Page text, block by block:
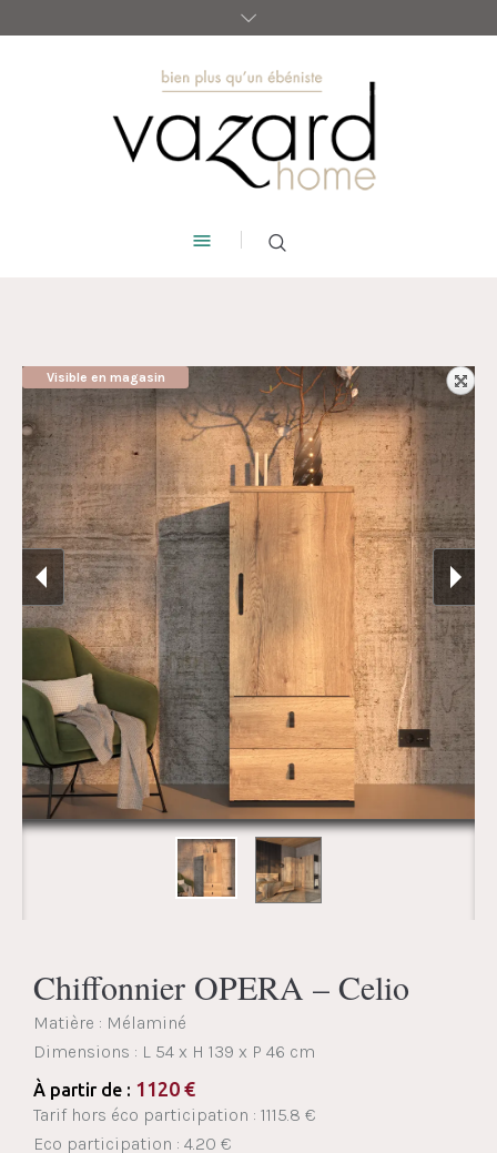
Visible en magasin
Chiffonnier OPERA – Celio
Matière : Mélaminé
Dimensions : L 54 x H 139 x P 46 cm
À partir de : 1120 €
Tarif hors éco participation : 1115.8 €
Eco participation : 4.20 €